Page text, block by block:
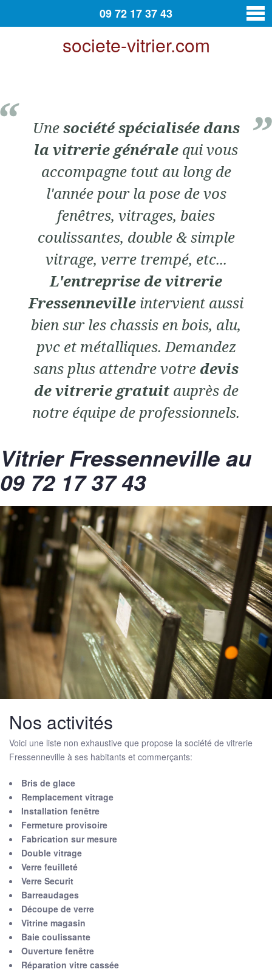
09 72 17 37 43
societe-vitrier.com
Unesociété spécialisée dans
la vitrerie générale qui vous
accompagne tout au long de
l'année pour la pose de vos
fenêtres, vitrages, baies
coulissantes, double & simple
vitrage, verre trempé, etc...
L'entreprise de vitrerie
Fressenneville intervient aussi
bien sur les chassis en bois, alu,
pvc et métalliques. Demandez
sans plus attendre votre devis
de vitrerie gratuitauprès de
notre équipe de professionnels.
Vitrier Fressenneville au
09 72 17 37 43
Nos activités
Voici une liste non exhaustive que propose la société de vitrerie
Fressenneville à ses habitants et commerçants:
Bris de glace
Remplacement vitrage
Installation fenêtre
Fermeture provisoire
Fabrication sur mesure
Double vitrage
Verre feuilleté
Verre Securit
Barreaudages
Découpe de verre
Vitrine magasin
Baie coulissante
Ouverture fenêtre
Réparation vitre cassée